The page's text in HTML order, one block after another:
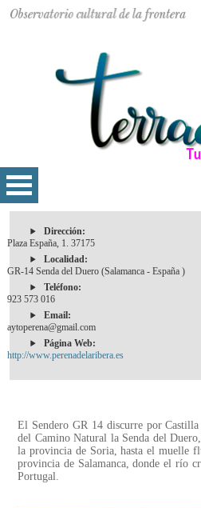
Dirección:
Plaza España, 1. 37175
Localidad:
GR-14 Senda del Duero (Salamanca - España )
Teléfono:
923 573 016
Email:
aytoperena@gmail.com
Página Web:
http://www.perenadelaribera.es
El Sendero GR 14 discurre por
del Camino Natural la Senda del
la provincia de Soria, hasta el muelle
provincia de Salamanca, donde el río
Portugal.